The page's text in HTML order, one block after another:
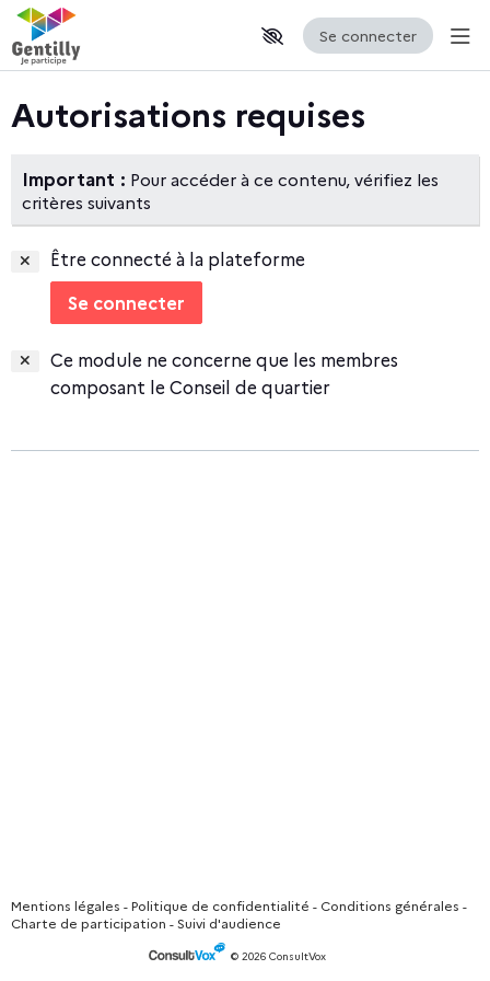
Se connecter
Autorisations requises
Important : Pour accéder à ce contenu, vérifiez les
critères suivants
Être connecté à la plateforme
Se connecter
Ce module ne concerne que les membres
composant le Conseil de quartier
© 2026 ConsultVox
Mentions légales -Politique de confidentialité - Conditions générales -
Charte de participation -Suivi d'audience